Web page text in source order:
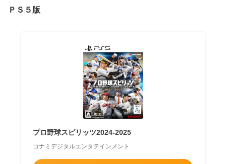
ＰＳ５版
プロ野球スピリッツ2024-2025
コナミデジタルエンタテインメント